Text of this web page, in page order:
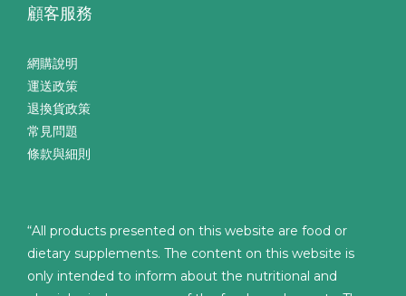
顧客服務
網購說明
運送政策
退換貨政策
常見問題
條款與細則
“All products presented on this website are food or
dietary supplements. The content on this website is
only intended to inform about the nutritional and